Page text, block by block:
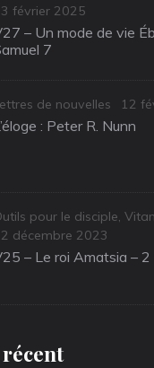
février 2025
– Un mode de vie
7
de nouvelles
on
12
: Peter R. Nunn
pour le disciple,
décembre 2023
– Le roi Amatsia –